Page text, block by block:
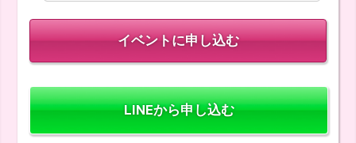
LINEから申し込む